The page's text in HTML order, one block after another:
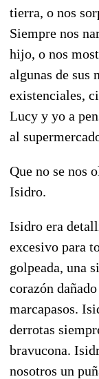
tierra, o nos
Siempre nos
hijo, o nos
algunas de sus
existenciales,
Lucy y yo a
al
Que no se
Isidro.
Isidro era
excesivo para
golpeada, una
corazón
marcapasos.
derrotas
bravucona.
nosotros un